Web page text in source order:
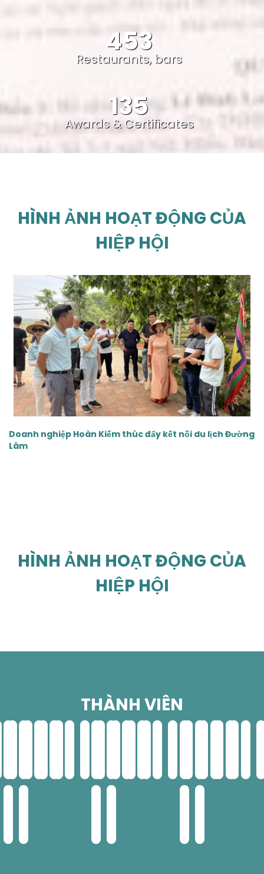
453
Restaurants, bars
135
Awards & Certificates
HÌNH ẢNH HOẠT ĐỘNG CỦA
HIỆP HỘI
Doanh nghiệp Hoàn Kiếm thúc đẩy kết nối du lịch Đường
Lâm
‹ ›
HÌNH ẢNH HOẠT ĐỘNG CỦA
HIỆP HỘI
THÀNH VIÊN